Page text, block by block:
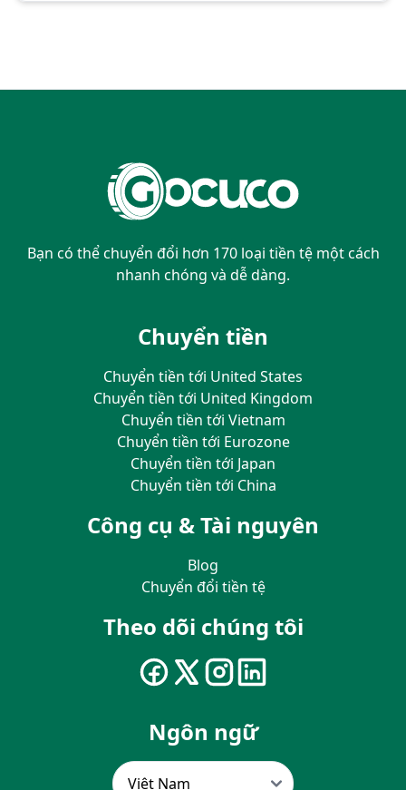
Bạn có thể chuyển đổi hơn 170 loại tiền tệ một cách
nhanh chóng và dễ dàng.
Chuyển tiền
Chuyển tiền tới United States
Chuyển tiền tới United Kingdom
Chuyển tiền tới Vietnam
Chuyển tiền tới Eurozone
Chuyển tiền tới Japan
Chuyển tiền tới China
Công cụ & Tài nguyên
Blog
Chuyển đổi tiền tệ
Theo dõi chúng tôi
Ngôn ngữ